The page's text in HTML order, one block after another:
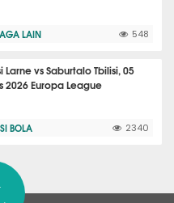
LAIN 548
Larne vs Saburtalo Tbilisi, 05
2026 Europa League
BOLA 2340